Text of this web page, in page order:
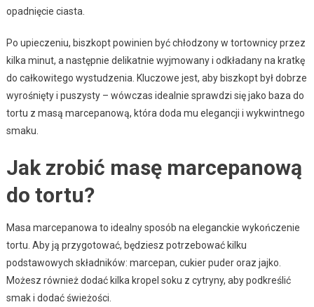
opadnięcie ciasta.
Po upieczeniu, biszkopt powinien być chłodzony w tortownicy przez
kilka minut, a następnie delikatnie wyjmowany i odkładany na kratkę
do całkowitego wystudzenia. Kluczowe jest, aby biszkopt był dobrze
wyrośnięty i puszysty – wówczas idealnie sprawdzi się jako baza do
tortu z masą marcepanową, która doda mu elegancji i wykwintnego
smaku.
Jak zrobić masę marcepanową
do tortu?
Masa marcepanowa to idealny sposób na eleganckie wykończenie
tortu. Aby ją przygotować, będziesz potrzebować kilku
podstawowych składników: marcepan, cukier puder oraz jajko.
Możesz również dodać kilka kropel soku z cytryny, aby podkreślić
smak i dodać świeżości.